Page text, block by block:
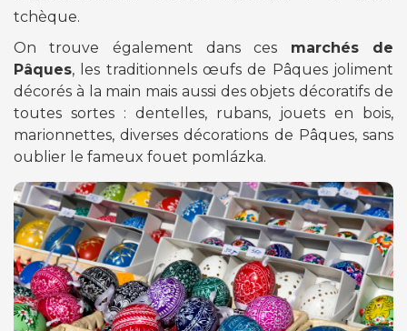
tchèque.
On trouve également dans ces marchés de
Pâques, les traditionnels œufs de Pâques joliment
décorés à la main mais aussi des objets décoratifs de
toutes sortes : dentelles, rubans, jouets en bois,
marionnettes, diverses décorations de Pâques, sans
oublier le fameux fouet pomlázka.